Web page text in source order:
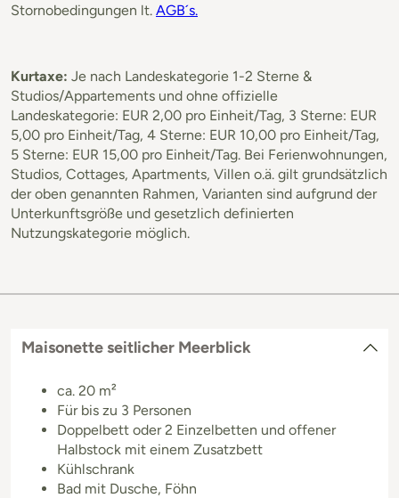
Stornobedingungen lt. AGB´s.
Kurtaxe: Je nach Landeskategorie 1-2 Sterne &
Studios/Appartements und ohne offizielle
Landeskategorie: EUR 2,00 pro Einheit/Tag, 3 Sterne: EUR
5,00 pro Einheit/Tag, 4 Sterne: EUR 10,00 pro Einheit/Tag,
5 Sterne: EUR 15,00 pro Einheit/Tag. Bei Ferienwohnungen,
Studios, Cottages, Apartments, Villen o.ä. gilt grundsätzlich
der oben genannten Rahmen, Varianten sind aufgrund der
Unterkunftsgröße und gesetzlich definierten
Nutzungskategorie möglich.
Maisonette seitlicher Meerblick
ca. 20 m²
Für bis zu 3 Personen
Doppelbett oder 2 Einzelbetten und offener
Halbstock mit einem Zusatzbett
Kühlschrank
Bad mit Dusche, Föhn